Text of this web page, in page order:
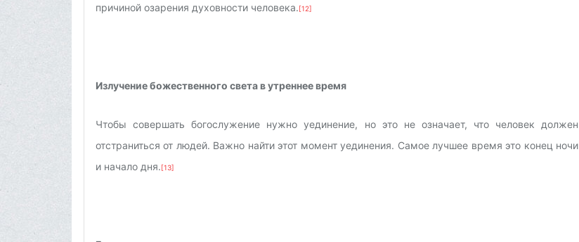
причиной озарения духовности человека.[12]
Излучение божественного света в утреннее время
Чтобы совершать богослужение нужно уединение, но это не означает, что человек должен
отстраниться от людей. Важно найти этот момент уединения. Самое лучшее время это конец ночи
и начало дня.[13]